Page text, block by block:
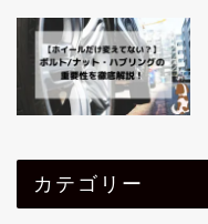
カテゴリー